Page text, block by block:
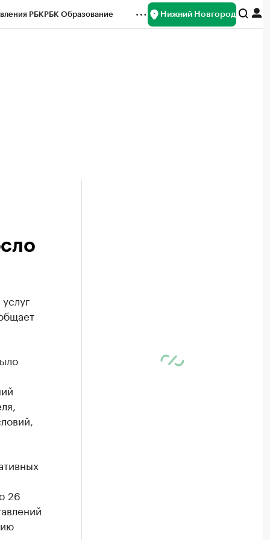
РБКРБК Образование Нижний Новгород
26